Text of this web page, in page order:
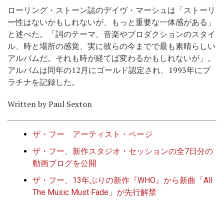
ローリング・ストーン誌のデイヴ・マーシュは「ストーリ
ー性はないかもしれないが、もっと重要な一体感がある」
と述べた。「詞のテーマ、音楽やプロダクションのスタイ
ル、時と場所の感覚、実に彼らの今までで最も素晴らしい
アルバムだ。それも時が経てば変わるかもしれないが」。
アルバムは同年の12月にゴールド認定され、1993年にプ
ラチナを記録した。
Written by Paul Sexton
ザ・フー アーティスト・ページ
ザ・フー、新作スタジオ・セッションの全7日分の
動画ブログを公開
ザ・フー、13年ぶりの新作『WHO』から新曲「All
The Music Must Fade」が先行解禁